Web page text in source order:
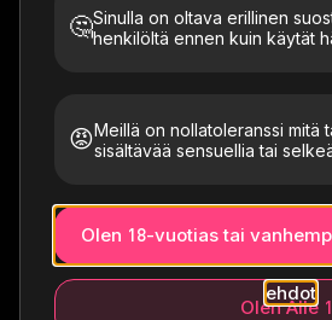
🤔Sinulla on oltava erillinen
henkilöltä ennen kuin käytät
😡Meillä on nollatoleranssi mitä
sisältävää sensuellia tai
Olen 18-vuotias tai
ehdot
Olen Alle